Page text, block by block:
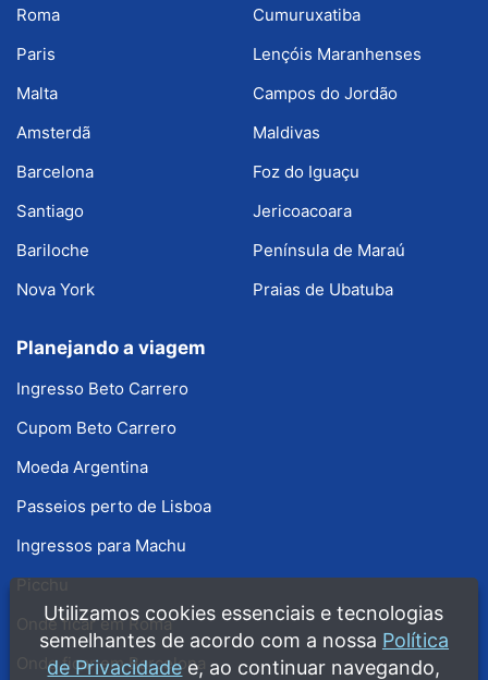
Roma
Paris
Malta
Amsterdã
Barcelona
Santiago
Bariloche
Nova York
Cumuruxatiba
Lençóis Maranhenses
Campos do Jordão
Maldivas
Foz do Iguaçu
Jericoacoara
Península de Maraú
Praias de Ubatuba
Planejando a viagem
Ingresso Beto Carrero
Cupom Beto Carrero
Moeda Argentina
Passeios perto de Lisboa
Ingressos para Machu
Picchu
Onde ficar em Roma
Onde ficar em Barcelona
Utilizamos cookies essenciais e tecnologias
semelhantes de acordo com a nossa Política
de Privacidade e, ao continuar navegando,